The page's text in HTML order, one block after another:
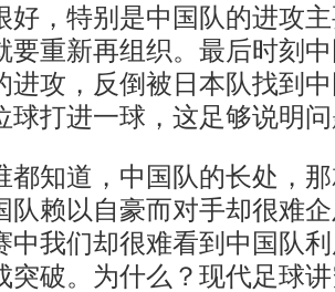
好，特别是中国队的进攻
要重新再组织。最后时刻
进攻，反倒被日本队找到
球打进一球，这足够说明
道，中国队的长处，那
队赖以自豪而对手却很难
中我们却很难看到中国队
突破。为什么？现代足球